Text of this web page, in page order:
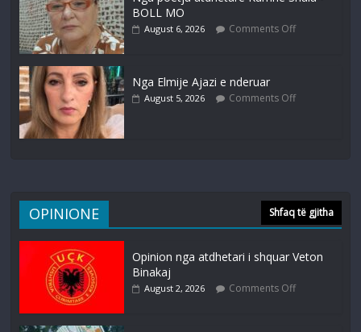
BOLL MO
August 6, 2026 Comments Off
Nga Elmije Ajazi e nderuar
August 5, 2026 Comments Off
OPINIONE Shfaq të gjitha
Opinion nga atdhetari i shquar Veton
Binakaj
August 2, 2026 Comments Off